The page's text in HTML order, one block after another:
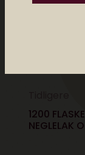
1200
NEGLELAK